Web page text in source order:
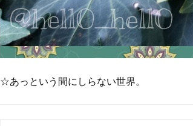
☆あっという間にしらない世界。